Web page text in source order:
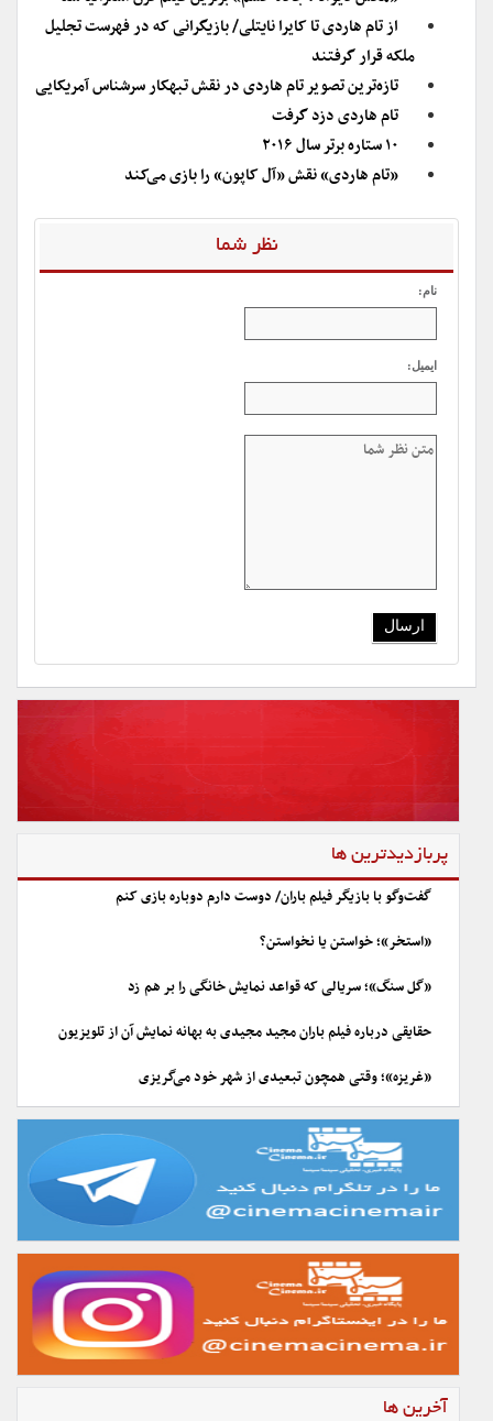
از تام هاردی تا کایرا نایتلی/ بازیگرانی که در فهرست تجلیل
ملکه قرار گرفتند
تازه‌ترین تصویر تام هاردی در نقش تبهکار سرشناس آمریکایی
تام هاردی دزد گرفت
۱۰ ستاره برتر سال ۲۰۱۶
«تام هاردی» نقش «آل کاپون» را بازی می‌کند
نظر شما
نام:
ایمیل:
پربازدیدترین ها
گفت‌وگو با بازیگر فیلم باران/ دوست دارم دوباره بازی کنم
«استخر»؛ خواستن یا نخواستن؟
«گل سنگ»؛ سریالی که قواعد نمایش خانگی را بر هم زد
حقایقی درباره فیلم باران مجید مجیدی به بهانه نمایش آن از تلویزیون
«غریزه»؛ وقتی همچون تبعیدی از شهر خود می‌گریزی
آخرین ها